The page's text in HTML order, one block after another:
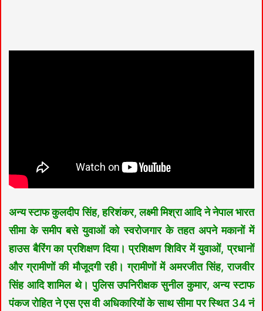
अन्य स्टाफ कुलदीप सिंह, हरिशंकर, लक्ष्मी मिश्रा आदि ने नेपाल भारत
सीमा के समीप बसे युवाओं को स्वरोजगार के तहत अपने मकानों में
हाउस बैरिंग का प्रशिक्षण दिया। प्रशिक्षण शिविर में युवाओं, प्रधानों
और ग्रामीणों की मौजूदगी रही। ग्रामीणों में अमरजीत सिंह, राजवीर
सिंह आदि शामिल थे। पुलिस उपनिरीक्षक सुनील कुमार, अन्य स्टाफ
पंकज रोहित ने एस एस वी अधिकारियों के साथ सीमा पर स्थित 34 नं